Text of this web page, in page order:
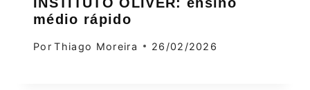
médio rápido
Por Thiago Moreira 26/02/2026